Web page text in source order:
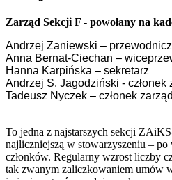
Zarząd Sekcji F - powołany na
Andrzej Zaniewski –
Anna Bernat-Ciechan –
Hanna Karpińska – sekretarz
Andrzej S. Jagodziński - członek
Tadeusz Nyczek – członek
To jedna z najstarszych sekcji
najliczniejszą w stowarzyszeniu – po
członków. Regularny wzrost liczby
tak zwanym zaliczkowaniem